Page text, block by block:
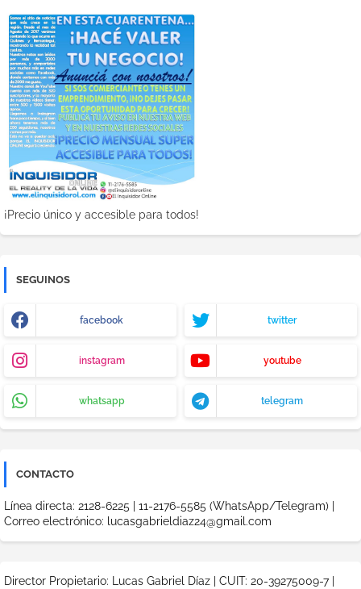
¡Precio único y accesible para todos!
SEGUINOS
facebook twitter
instagram youtube
whatsapp telegram
CONTACTO
Línea directa: 2128-6225 | 11-2176-5585 (WhatsApp/Telegram) |
Correo electrónico: lucasgabrieldiaz24@gmail.com
Director Propietario: Lucas Gabriel Díaz | CUIT: 20-39275009-7 |